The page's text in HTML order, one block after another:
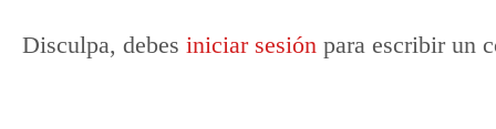
Disculpa, debes iniciar sesión para escribir un